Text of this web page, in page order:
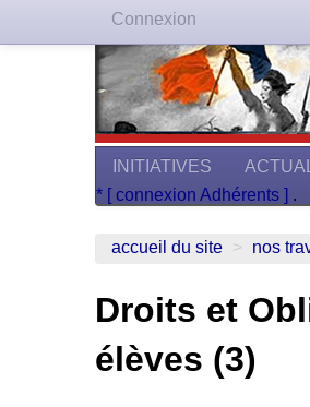
INITIATIVES
* [ connexion Adhérents ] .
accueil du site > nos
Droits et
élèves (3)
Connexion